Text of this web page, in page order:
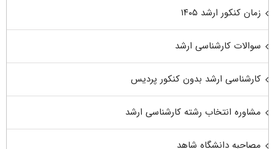
زمان کنکور ارشد ۱۴۰۵
سوالات کارشناسی ارشد
کارشناسی ارشد بدون کنکور پردیس
مشاوره انتخاب رشته کارشناسی ارشد
مصاحبه دانشگاه شاهد